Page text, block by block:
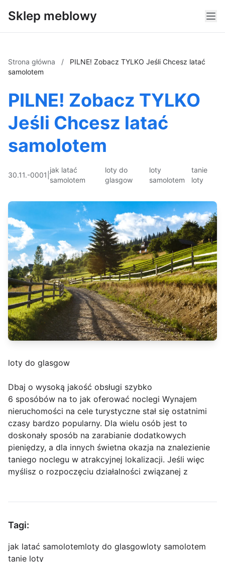
Sklep meblowy
Strona główna /
PILNE! Zobacz TYLKO Jeśli Chcesz latać
samolotem
PILNE! Zobacz TYLKO
Jeśli Chcesz latać
samolotem
30.11.-0001 |
jak latać
samolotem
loty do
glasgow
loty
samolotem
tanie
loty
loty do glasgow
Dbaj o wysoką jakość obsługi szybko
6 sposóbów na to jak oferować noclegi Wynajem
nieruchomości na cele turystyczne stał się ostatnimi
czasy bardzo popularny. Dla wielu osób jest to
doskonały sposób na zarabianie dodatkowych
pieniędzy, a dla innych świetna okazja na znalezienie
taniego noclegu w atrakcyjnej lokalizacji. Jeśli więc
myślisz o rozpoczęciu działalności związanej z
Tagi:
jak latać samolotemloty do glasgowloty samolotem
tanie loty